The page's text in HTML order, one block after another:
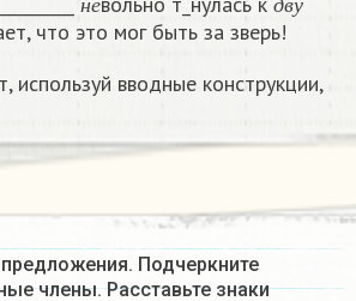
н е д в у
что это мог быть за зверь!
используй вводные конструкции,
Подчеркните
члены. Расставьте знаки